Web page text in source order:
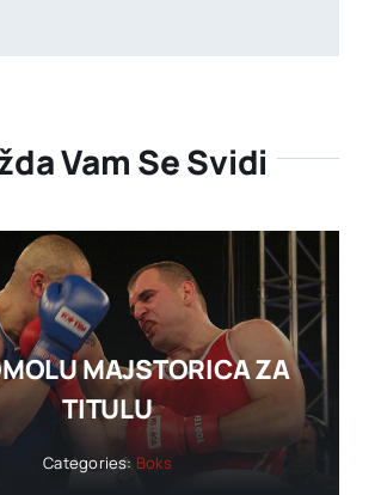
Vam Se Svidi
MAJSTORICA ZA
TITULU
Categories: Boks